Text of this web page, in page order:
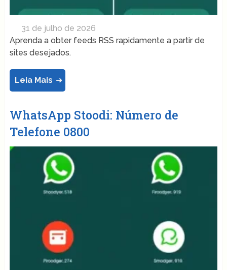
31 de julho de 2026
Aprenda a obter feeds RSS rapidamente a partir de
sites desejados.
Leia Mais
WhatsApp Stoodi: Número de
Telefone 0800